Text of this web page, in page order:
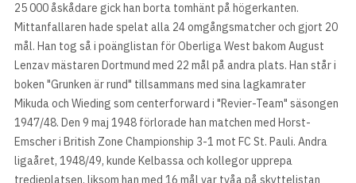
25 000 åskådare gick han borta tomhänt på högerkanten.
Mittanfallaren hade spelat alla 24 omgångsmatcher och gjort 20
mål. Han tog så i poänglistan för Oberliga West bakom August
Lenzav mästaren Dortmund med 22 mål på andra plats. Han står i
boken "Grunken är rund" tillsammans med sina lagkamrater
Mikuda och Wieding som centerforward i "Revier-Team" säsongen
1947/48. Den 9 maj 1948 förlorade han matchen med Horst-
Emscher i British Zone Championship 3-1 mot FC St. Pauli. Andra
ligaåret, 1948/49, kunde Kelbassa och kollegor upprepa
tredjeplatsen, liksom han med 16 mål var tvåa på skyttelistan